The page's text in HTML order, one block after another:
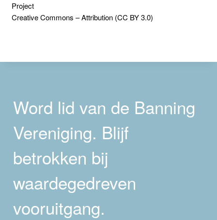
Project
Creative Commons – Attribution (CC BY 3.0)
Word lid van de Banning
Vereniging. Blijf
betrokken bij
waardegedreven
vooruitgang.